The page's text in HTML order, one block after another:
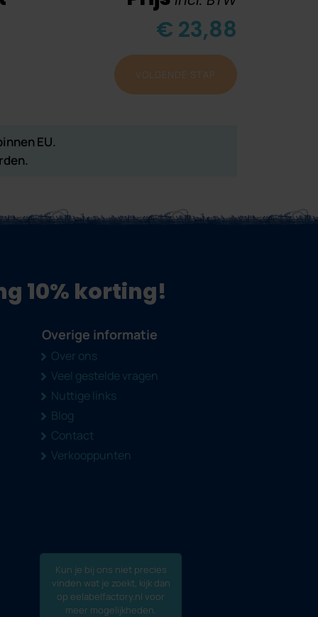
€ 23,88
VOLGENDE STAP
EU.
10% korting!
Overige informatie
Over ons
Veel gestelde vragen
Nuttige links
Blog
Contact
Verkooppunten
Kun je bij ons niet precies
vinden wat je zoekt, kijk dan
op eelabelfactory.nl voor
meer mogelijkheden.